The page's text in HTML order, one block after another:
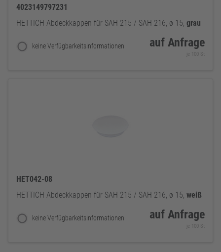
4023149797231
HETTICH Abdeckkappen für SAH 215 / SAH 216, ø 15, grau
keine Verfügbarkeitsinformationen auf Anfrage
je 100 St
HET042-08
HETTICH Abdeckkappen für SAH 215 / SAH 216, ø 15, weiß
keine Verfügbarkeitsinformationen auf Anfrage
je 100 St